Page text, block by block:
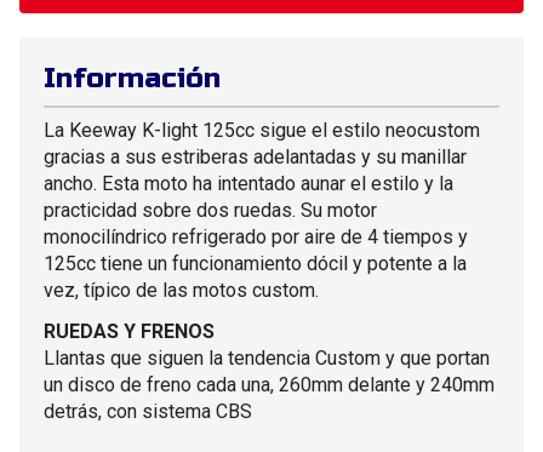
Información
La Keeway K-light 125cc sigue el estilo neocustom
gracias a sus estriberas adelantadas y su manillar
ancho. Esta moto ha intentado aunar el estilo y la
practicidad sobre dos ruedas. Su motor
monocilíndrico refrigerado por aire de 4 tiempos y
125cc tiene un funcionamiento dócil y potente a la
vez, típico de las motos custom.
RUEDAS Y FRENOS
Llantas que siguen la tendencia Custom y que portan
un disco de freno cada una, 260mm delante y 240mm
detrás, con sistema CBS